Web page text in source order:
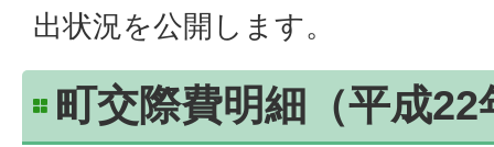
出状況を公開します。
町交際費明細（平成22